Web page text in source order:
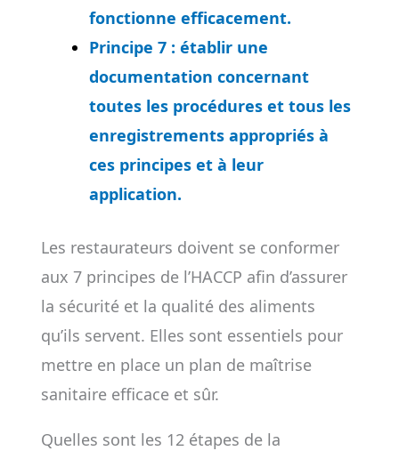
fonctionne efficacement.
Principe 7 : établir une
documentation concernant
toutes les procédures et tous les
enregistrements appropriés à
ces principes et à leur
application.
Les restaurateurs doivent se conformer
aux 7 principes de l’HACCP afin d’assurer
la sécurité et la qualité des aliments
qu’ils servent. Elles sont essentiels pour
mettre en place un plan de maîtrise
sanitaire efficace et sûr.
Quelles sont les 12 étapes de la